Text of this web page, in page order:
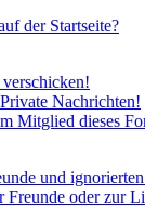
der Startseite?
Nachrichten!
Mitglied dieses
und
oder zur